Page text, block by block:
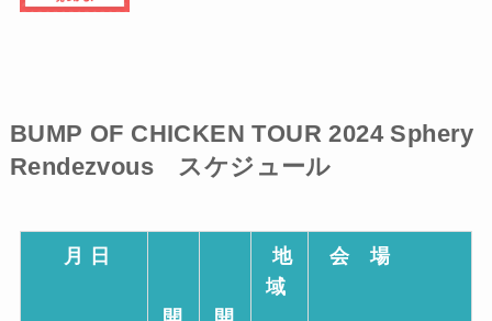
BUMP OF CHICKEN TOUR 2024 Sphery
Rendezvous スケジュール
月 日
地
域
会 場